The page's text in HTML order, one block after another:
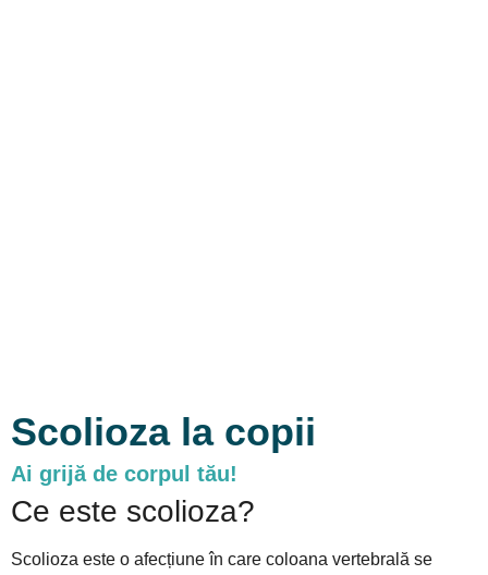
Scolioza la copii
Ai grijă de corpul tău!
Ce este scolioza?
Scolioza este o afecțiune în care coloana vertebrală se